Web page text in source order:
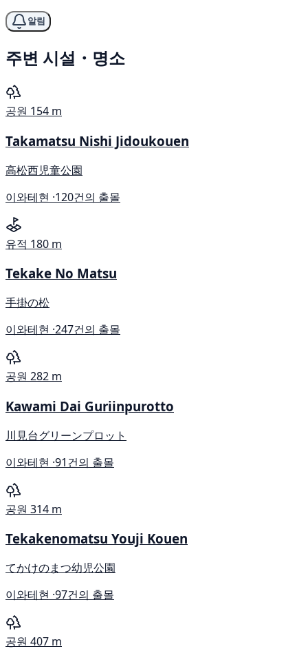
알림
주변 시설・명소
공원 154 m
Takamatsu Nishi Jidoukouen
高松西児童公園
이와테현 ·120건의 출몰
유적 180 m
Tekake No Matsu
手掛の松
이와테현 ·247건의 출몰
공원 282 m
Kawami Dai Guriinpurotto
川見台グリーンプロット
이와테현 ·91건의 출몰
공원 314 m
Tekakenomatsu Youji Kouen
てかけのまつ幼児公園
이와테현 ·97건의 출몰
공원 407 m